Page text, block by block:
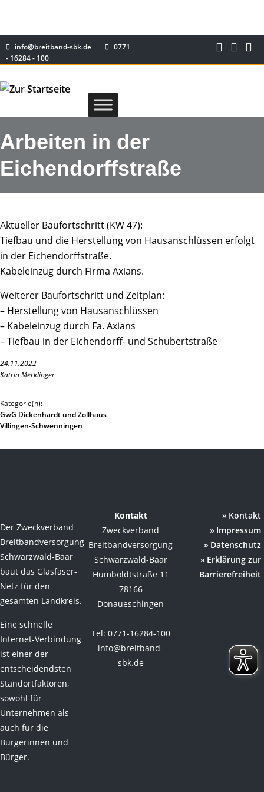
info@breitband-sbk.de
0771
- 16284 - 100
Arbeiten in der
Eichendorffstraße
Aktueller Baufortschritt (KW 47):
Tiefbau und die Herstellung von Hausanschlüssen erfolgt
in der Eichendorffstraße.
Kabeleinzug durch Firma Axians.
Weiterer Baufortschritt und Zeitplan:
– Herstellung von Hausanschlüssen
– Kabeleinzug durch Fa. Axians
– Tiefbau in der Eichendorff- und Schubertstraße
24.11.2022
Katrin Merklinger
Kategorie(n):
GwG Dickenhardt und Zollhaus
Villingen-Schwenningen
Der Zweckverband
Breitbandversorgung
Schwarzwald-Baar
baut das Glasfaser-
Netz für den
gesamten Landkreis.
Eine schnelle
Internet-Verbindung
ist einer der
entscheidendsten
Standortfaktoren,
sowohl für
Unternehmen als
auch für die
Bürgerinnen und
Bürger.
Kontakt
Zweckverband
Breitbandversorgung
Schwarzwald-Baar
Humboldtstraße 11
78166
Donaueschingen
Tel: 0771-16284-100
info@breitband-
sbk.de
Kontakt
Impressum
Datenschutz
Erklärung zur
Barrierefreiheit